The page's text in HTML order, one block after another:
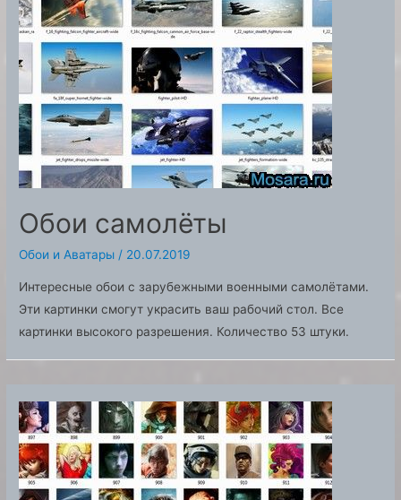
Обои самолёты
Обои и Аватары / 20.07.2019
Интересные обои с зарубежными военными самолётами.
Эти картинки смогут украсить ваш рабочий стол. Все
картинки высокого разрешения. Количество 53 штуки.